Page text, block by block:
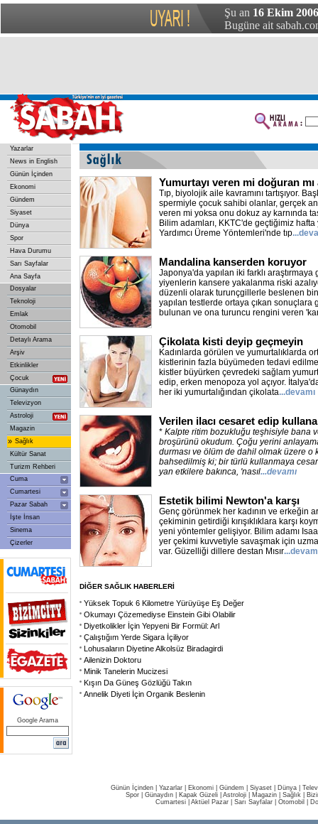
Şu an 16 Ekim
Bugüne ait
Yazarlar
News in English
Günün İçinden
Ekonomi
Gündem
Siyaset
Dünya
Spor
Hava Durumu
Sarı Sayfalar
Ana Sayfa
Dosyalar
Teknoloji
Emlak
Otomobil
Detaylı Arama
Arşiv
Etkinlikler
Çocuk
Günaydın
Televizyon
Astroloji
Magazin
» Sağlık
Kültür Sanat
Turizm Rehberi
Cuma
Cumartesi
Pazar Sabah
İşte İnsan
Sinema
Çizerler
Google Arama
Yumurtayı veren mi doğuran
Tıp, biyolojik aile kavramını tartışıyor.
spermiyle çocuk sahibi olanlar, gerçek
veren mi yoksa onu dokuz ay karnında
Bilim adamları, KKTC'de geçtiğimiz
Yardımcı Üreme Yöntemleri'nde tıp
Mandalina kanserden koruyor
Japonya'da yapılan iki farklı
yiyenlerin kansere yakalanma riski
düzenli olarak turunçgillerle beslenen
yapılan testlerde ortaya çıkan sonuçlara
bulunan ve ona turuncu rengini veren
Çikolata kisti deyip geçmeyin
Kadınlarda görülen ve yumurtalıklarda
kistlerinin fazla büyümeden tedavi
kistler büyürken çevredeki sağlam
edip, erken menopoza yol açıyor.
her iki yumurtalığından çikolata...devamı
Verilen ilacı cesaret edip
* Kalpte ritim bozukluğu teşhisiyle bana
broşürünü okudum. Çoğu yerini
durması ve ölüm de dahil olmak üzere o
bahsedilmiş ki; bir türlü kullanmaya
yan etkilere bakınca, 'nasıl...devamı
Estetik bilimi Newton'a karşı
Genç görünmek her kadının ve erkeğin
çekiminin getirdiği kırışıklıklara karşı
yeni yöntemler gelişiyor. Bilim adamı
yer çekimi kuvvetiyle savaşmak için
var. Güzelliği dillere destan Mısır
DİĞER SAĞLIK HABERLERİ
Yüksek Topuk 6 Kilometre Yürüyüşe Eş Değer
Okumayı Çözemediyse Einstein Gibi Olabilir
Diyetkolikler İçin Yepyeni Bir Formül: Arl
Çalıştığım Yerde Sigara İçiliyor
Lohusaların Diyetine Alkolsüz Biradagirdi
Ailenizin Doktoru
Minik Tanelerin Mucizesi
Kışın Da Güneş Gözlüğü Takın
Annelik Diyeti İçin Organik Beslenin
Günün İçinden Yazarlar Ekonomi Gündem Siyaset Dünya |
Spor
Günaydın Kapak Güzeli Astroloji Magazin Sağlık
Cumartesi| Aktüel Pazar| Sarı Sayfalar| Otomobil